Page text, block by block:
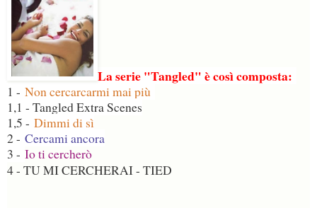
La serie "Tangled" è così composta:
1 - Non cercarcarmi mai più
1,1 - Tangled Extra Scenes
1,5 - Dimmi di sì
2 - Cercami ancora
3 - Io ti cercherò
4 - TU MI CERCHERAI - TIED